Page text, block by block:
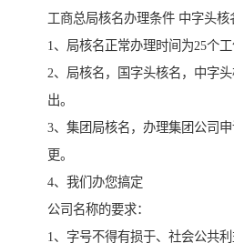
工商总局核名办理条件 中字头核
1、局核名正常办理时间为25个工
2、局核名，国字头核名，中字
出。
3、集团局核名，办理集团公司
更。
4、我们办您搞定
公司名称的要求：
1、字号不得有损于、社会公共利